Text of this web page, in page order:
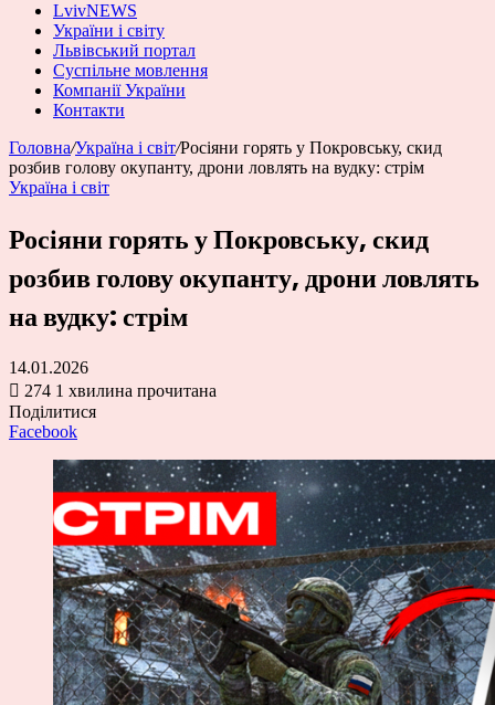
LvivNEWS
України і світу
Львівський портал
Суспільне мовлення
Компанії України
Контакти
Головна/Україна і світ/Росіяни горять у Покровську, скид
розбив голову окупанту, дрони ловлять на вудку: стрім
Україна і світ
Росіяни горять у Покровську, скид
розбив голову окупанту, дрони ловлять
на вудку: стрім
14.01.2026
274 1 хвилина прочитана
Поділитися
Facebook